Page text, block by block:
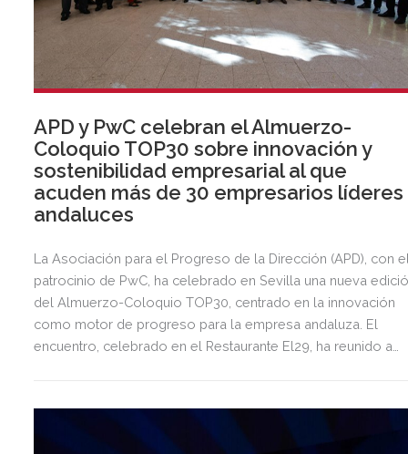
APD y PwC celebran el Almuerzo-
Coloquio TOP30 sobre innovación y
sostenibilidad empresarial al que
acuden más de 30 empresarios líderes
andaluces
La Asociación para el Progreso de la Dirección (APD), con
patrocinio de PwC, ha celebrado en Sevilla una nueva
del Almuerzo-Coloquio TOP30, centrado en la innovación
como motor de progreso para la empresa andaluza. El
encuentro, celebrado en el Restaurante El29, ha reunido a
este espacio de reflexión directiva.